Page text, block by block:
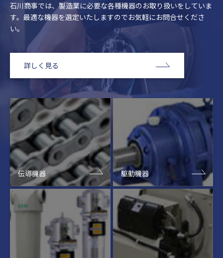
石川商事では、製造業に必要な各種機器のお取り扱いをしていま
す。最適な機器を選定いたしますのでお気軽にお問合せくださ
い。
詳しく見る
伝導機器 駆動機器